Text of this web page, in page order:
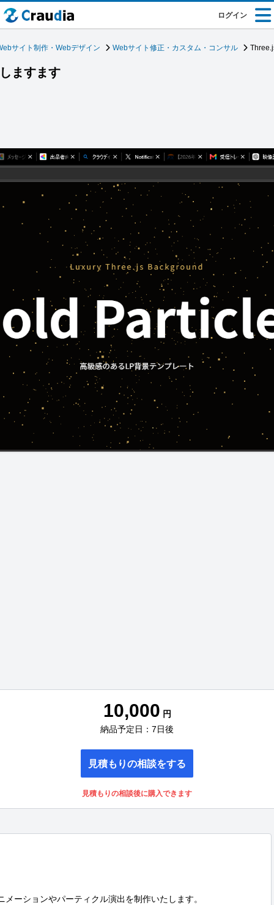
ログイン
サイト制作・Webデザイン Webサイト修正・カスタム・コンサル
ますます
10,000 円
納品予定日：7日後
見積もりの相談をする
見積もりの相談後に購入できます
ーションやパーティクル演出を制作いたします。